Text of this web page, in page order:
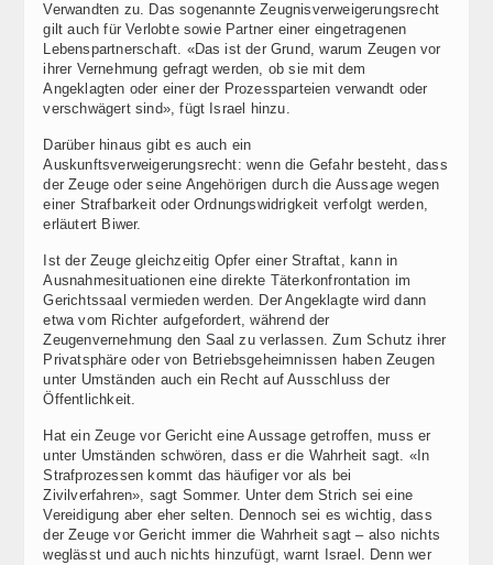
Verwandten zu. Das sogenannte Zeugnisverweigerungsrecht
gilt auch für Verlobte sowie Partner einer eingetragenen
Lebenspartnerschaft. «Das ist der Grund, warum Zeugen vor
ihrer Vernehmung gefragt werden, ob sie mit dem
Angeklagten oder einer der Prozessparteien verwandt oder
verschwägert sind», fügt Israel hinzu.
Darüber hinaus gibt es auch ein
Auskunftsverweigerungsrecht: wenn die Gefahr besteht, dass
der Zeuge oder seine Angehörigen durch die Aussage wegen
einer Strafbarkeit oder Ordnungswidrigkeit verfolgt werden,
erläutert Biwer.
Ist der Zeuge gleichzeitig Opfer einer Straftat, kann in
Ausnahmesituationen eine direkte Täterkonfrontation im
Gerichtssaal vermieden werden. Der Angeklagte wird dann
etwa vom Richter aufgefordert, während der
Zeugenvernehmung den Saal zu verlassen. Zum Schutz ihrer
Privatsphäre oder von Betriebsgeheimnissen haben Zeugen
unter Umständen auch ein Recht auf Ausschluss der
Öffentlichkeit.
Hat ein Zeuge vor Gericht eine Aussage getroffen, muss er
unter Umständen schwören, dass er die Wahrheit sagt. «In
Strafprozessen kommt das häufiger vor als bei
Zivilverfahren», sagt Sommer. Unter dem Strich sei eine
Vereidigung aber eher selten. Dennoch sei es wichtig, dass
der Zeuge vor Gericht immer die Wahrheit sagt – also nichts
weglässt und auch nichts hinzufügt, warnt Israel. Denn wer